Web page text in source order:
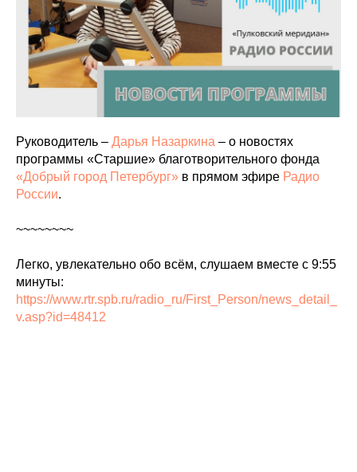
Руководитель – Дарья Назаркина – о новостях
программы «Старшие» благотворительного фонда
«Добрый город Петербург» в прямом эфире Радио
России.
~~~~~~~~
Легко, увлекательно обо всём, слушаем вместе с 9:55
минуты:
https://www.rtr.spb.ru/radio_ru/First_Person/news_detail_
v.asp?id=48412